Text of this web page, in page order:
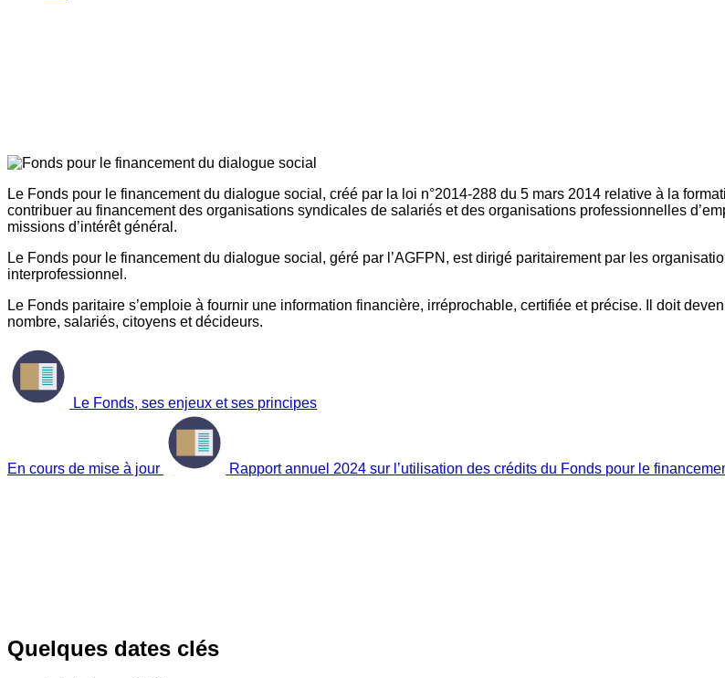
Le Fonds pour le financement du dialogue social, créé par la loi n°2014-288 du 5 mars 2014 relative à la
contribuer au financement des organisations syndicales de salariés et des organisations professionnelles
missions d’intérêt général.
Le Fonds pour le financement du dialogue social, géré par l’AGFPN, est dirigé paritairement par les
interprofessionnel.
Le Fonds paritaire s’emploie à fournir une information financière, irréprochable, certifiée et précise. Il doit
nombre, salariés, citoyens et décideurs.
Le Fonds, ses enjeux et ses principes
En cours de mise à jour Rapport annuel 2024 sur l’utilisation des crédits du Fonds pour le
Quelques dates clés